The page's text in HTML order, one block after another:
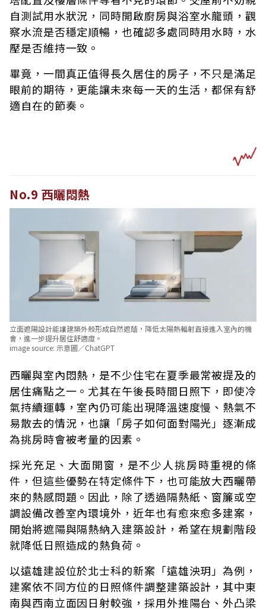
自測試用水狀況，同時開啟廚房與浴室水龍頭，觀
察水流是否穩定順暢，也確認多處同時用水時，水
壓是否維持一致。
畢竟，一間真正值得長久居住的房子，不只是滿足
眼前的期待，更能讓未來每一天的生活，都保有舒
適自在的節奏。
No.9 西曬悶熱
立面遮陽設計能讓建築外殼形成自然遮蔭，降低太陽熱輻射直接進入室內的機
會，進一步提升居住舒適度。
image source: 示意圖／ChatGPT
西曬與室內悶熱，是不少住宅在夏季最常被提及的
居住痛點之一。尤其在午後長時間日照下，即使冷
氣持續運轉，室內仍可能出現降溫速度慢、熱氣不
易散去的情況，也讓「房子如何面對陽光」逐漸成
為挑房時會被考量的因素。
採光充足、大面開窗，是不少人挑房時重視的條
件，但這些優勢在特定條件下，也可能放大西曬帶
來的熱感問題。因此，除了透過隔熱紙、窗簾或空
調設備改善室內環境外，近年也有愈來愈多建案，
開始將遮陽與隔熱納入建築設計，希望在規劃階段
就降低日照造成的熱負荷。
以遠雄建設位於北士科的新案「遠雄泱玥」為例，
建案依不同方位的日照條件調整建築設計，其中東
南與西南立面因日射較強，採用外推陽台、外凸梁